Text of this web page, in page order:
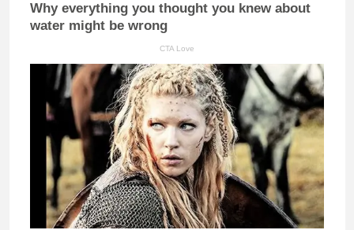
Why everything you thought you knew about
water might be wrong
CTA Love